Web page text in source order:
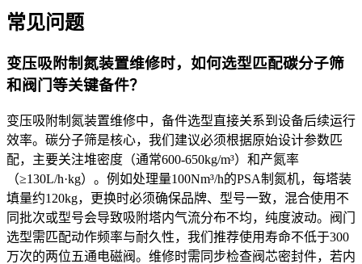
常见问题
变压吸附制氮装置维修时，如何选型匹配碳分子筛
和阀门等关键备件？
变压吸附制氮装置维修中，备件选型直接关系到设备后续运行
效率。碳分子筛是核心，我们建议必须根据原始设计参数匹
配，主要关注堆密度（通常600-650kg/m³）和产氮率
（≥130L/h·kg）。例如处理量100Nm³/h的PSA制氮机，每塔装
填量约120kg，更换时必须确保品牌、型号一致，混合使用不
同批次或型号会导致吸附塔内气流分布不均，纯度波动。阀门
选型需匹配动作频率与耐久性，我们推荐使用寿命不低于300
万次的两位五通电磁阀。维修时需同步检查阀芯密封件，若内